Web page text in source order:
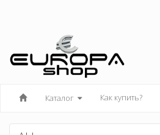
Каталог Как купить?